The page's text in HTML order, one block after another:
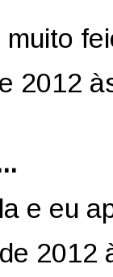
muito
2012
e eu
2012